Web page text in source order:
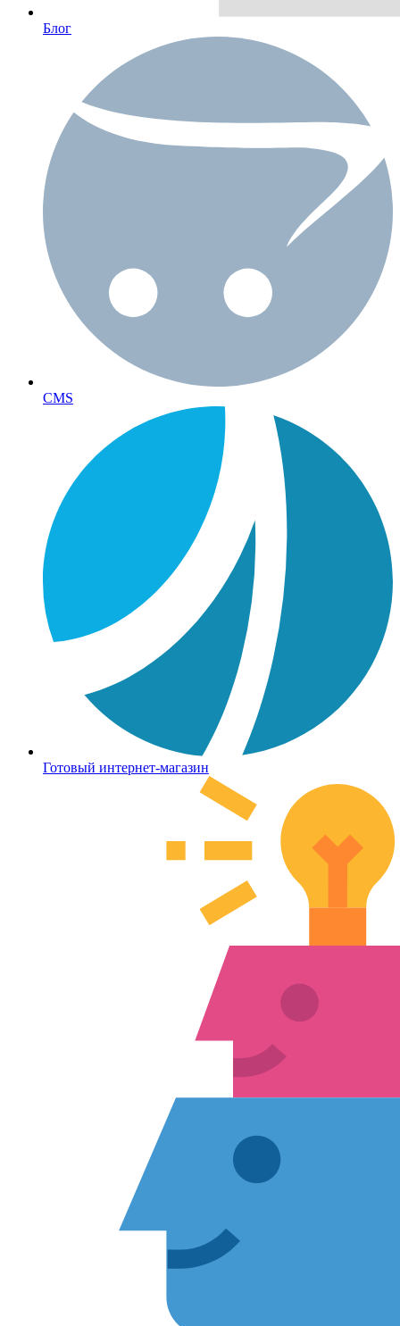
Блог
CMS
Готовый интернет-магазин